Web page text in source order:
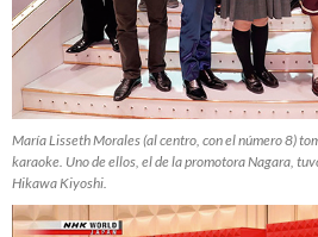
María Lisseth Morales (al centro, con el número 8)
karaoke. Uno de ellos, el de la promotora Nagara,
Hikawa Kiyoshi.